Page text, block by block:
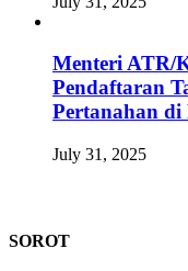
Menteri ATR/
Pendaftaran
Pertanahan di
July 31, 2025
SOROT